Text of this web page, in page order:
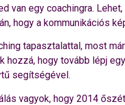
van egy coachingra.
hogy a kommunikációs
tapasztalattal, most
hogy tovább lépj
segítségével.
vagyok, hogy 2014